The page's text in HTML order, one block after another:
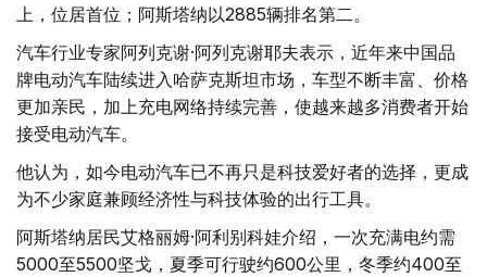
上，位居首位；阿斯塔纳以2885辆排名第二。
汽车行业专家阿列克谢·阿列克谢耶夫表示，近年来中国品
牌电动汽车陆续进入哈萨克斯坦市场，车型不断丰富、价格
更加亲民，加上充电网络持续完善，使越来越多消费者开始
接受电动汽车。
他认为，如今电动汽车已不再只是科技爱好者的选择，更成
为不少家庭兼顾经济性与科技体验的出行工具。
阿斯塔纳居民艾格丽姆·阿利别科娃介绍，一次充满电约需
5000至5500坚戈，夏季可行驶约600公里，冬季约400至